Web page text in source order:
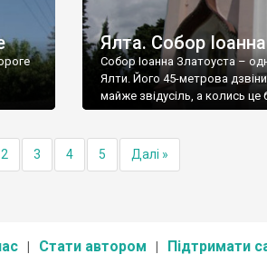
Ялта. Собор
Собор Іоанна Златоуста –
Ялти. Його 45-метрова
майже звідусіль, а колись
2 3 4 5 Далі »
Стати автором Підтримати